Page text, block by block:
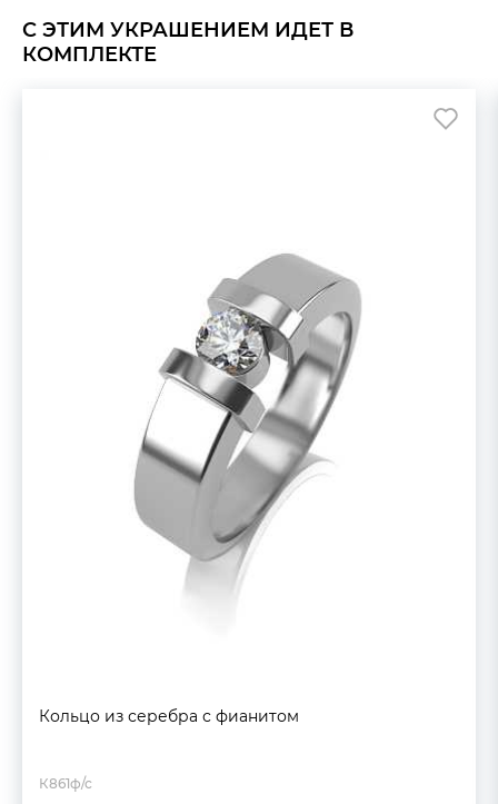
С ЭТИМ УКРАШЕНИЕМ ИДЕТ В
КОМПЛЕКТЕ
Кольцо из серебра с фианитом
К861ф/с